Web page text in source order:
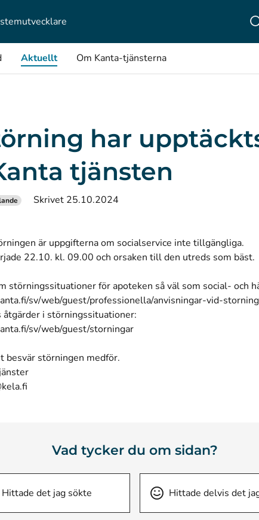
Aktuellt Om Kanta-tjänsterna
har
tjänsten
Skrivet 25.10.2024
är uppgifterna om socialservice inte tillgängliga.
22.10. kl. 09.00 och orsaken till den utreds som bäst.
störningssituationer för apoteken så väl som social- och
sv/web/guest/professionella/anvisningar-vid-
åtgärder i störningssituationer:
sv/web/guest/storningar
besvär störningen medför.
Vad tycker du om sidan?
Hittade det jag sökte Hittade delvis det